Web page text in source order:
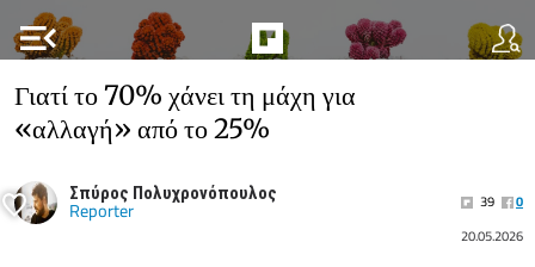
menu_open
Γιατί το 70% χάνει τη μάχη για
«αλλαγή» από το 25%
Σπύρος Πολυχρονόπουλος
Reporter 39
0
20.05.2026